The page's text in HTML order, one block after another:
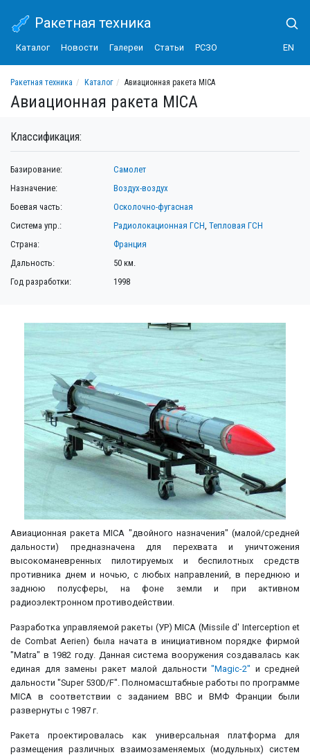
Ракетная техника
Каталог Новости Галереи Статьи РСЗО EN
Ракетная техника Каталог Авиационная ракета MICA
Авиационная ракета MICA
Авиационная ракета MICA "двойного назначения" (малой/средней
дальности) предназначена для перехвата и уничтожения
высокоманевренных пилотируемых и беспилотных средств
противника днем и ночью, с любых направлений, в переднюю и
заднюю полусферы, на фоне земли и при активном
радиоэлектронном противодействии.
Разработка управляемой ракеты (УР) MICA (Missile d' Interception et
de Combat Aerien) была начата в инициативном порядке фирмой
"Matra" в 1982 году. Данная система вооружения создавалась как
единая для замены ракет малой дальности "Magic-2" и средней
дальности "Super 530D/F". Полномасштабные работы по программе
MICA в соответствии с заданием ВВС и ВМФ Франции были
развернуты с 1987 г.
Ракета проектировалась как универсальная платформа для
размещения различных взаимозаменяемых (модульных) систем
Классификация:
Базирование:
Самолет
Назначение:
Воздух-воздух
Боевая часть:
Осколочно-фугасная
Система упр.:
Радиолокационная ГСН,Тепловая ГСН
Страна:
Франция
Дальность:
50 км.
Год разработки:
1998